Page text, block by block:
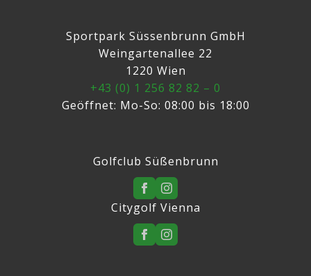
Sportpark Süssenbrunn GmbH
Weingartenallee 22
1220 Wien
+43 (0) 1 256 82 82 – 0
Geöffnet: Mo-So: 08:00 bis 18:00
Golfclub Süßenbrunn
Citygolf Vienna